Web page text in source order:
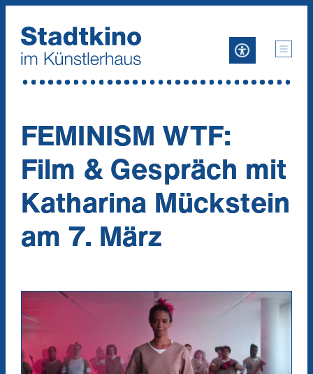
Inhalt
FEMINISM WTF:
Film & Gespräch mit
Katharina Mückstein
am 7. März